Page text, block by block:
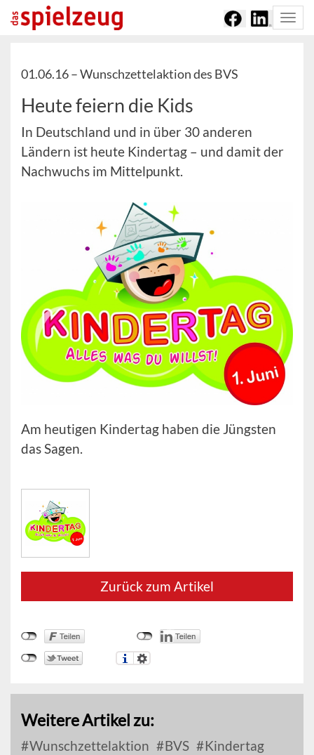
01.06.16 –Wunschzettelaktion des BVS
Heute feiern die Kids
In Deutschland und in über 30 anderen
Ländern ist heute Kindertag – und damit der
Nachwuchs im Mittelpunkt.
Am heutigen Kindertag haben die Jüngsten
das Sagen.
Zurück zum Artikel
Weitere Artikel zu:
Wunschzettelaktion BVS Kindertag